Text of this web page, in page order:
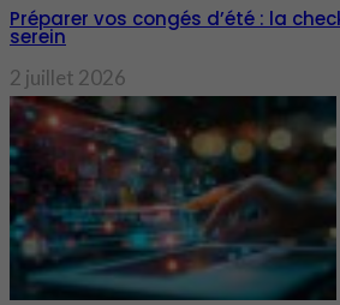
Préparer vos congés d’été : la
serein
2 juillet 2026